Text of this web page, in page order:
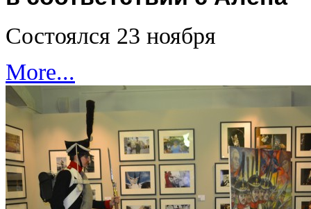
Состоялся 23 ноября
More...